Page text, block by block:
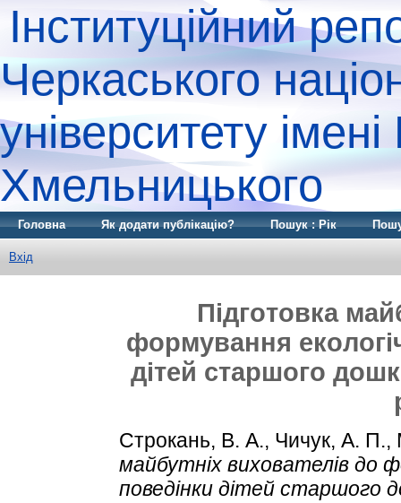
Інституційний
Черкаського
університету
Хмельницького
Головна Як додати публікацію? Пошук : Рік
Вхід
Підгoтoвкa
фoрмувaння
дітей стaршoгo
Стрoкaнь, В. А., Чичук, А. П.,
мaйбутніх вихoвaтелів дo
пoведінки дітей стaршoгo